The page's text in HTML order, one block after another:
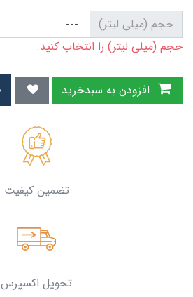
حجم (میلی لیتر)
حجم (میلی لیتر) را انتخاب کنید.
تضمین کیفیت
تحویل اکسپرس